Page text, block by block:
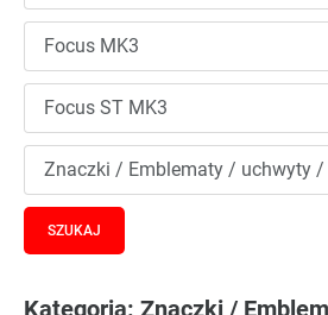
Kategoria: Znaczki /